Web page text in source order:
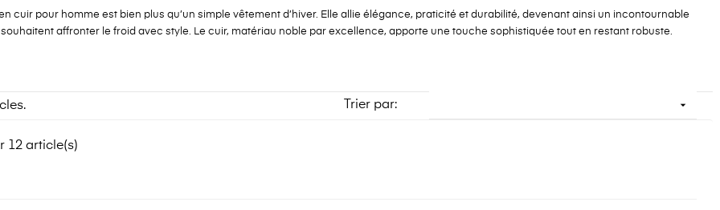
cuir pour homme est bien plus qu’un simple vêtement d’hiver. Elle allie élégance, praticité et durabilité, devenant ainsi un incontournable
affronter le froid avec style. Le cuir, matériau noble par excellence, apporte une touche sophistiquée tout en restant robuste.
Trier par: 
12 article(s)